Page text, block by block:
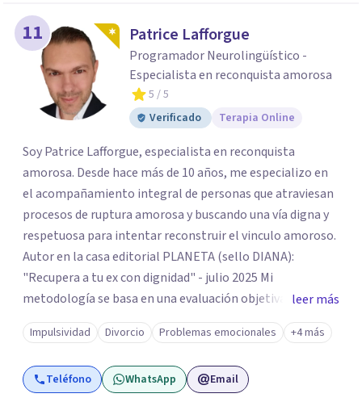
11 Patrice Lafforgue
Programador Neurolingüístico -
Especialista en reconquista amorosa
5 / 5
Verificado
Terapia Online
Soy Patrice Lafforgue, especialista en reconquista
amorosa. Desde hace más de 10 años, me especializo en
el acompañamiento integral de personas que atraviesan
procesos de ruptura amorosa y buscando una vía digna y
respetuosa para intentar reconstruir el vinculo amoroso.
Autor en la casa editorial PLANETA (sello DIANA):
"Recupera a tu ex con dignidad" - julio 2025 Mi
metodología se basa en una evaluación objetiva de
escenarios según la necesidad del paciente, centrada en
tres ejes fundamentales: 1- Análisis de viabilidad:
estimación de probabilidades reales de recuperación de la
relación de pareja 2- Análisis conductual: evaluación de
leer más
Impulsividad Divorcio Problemas emocionales +4 más
Teléfono WhatsApp Email